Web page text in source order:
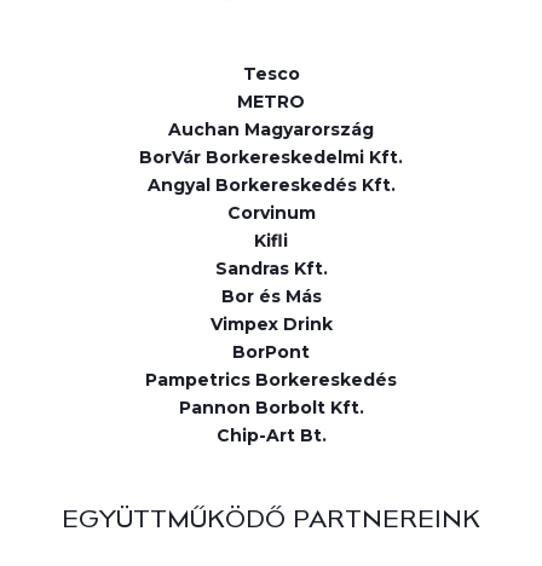
Tesco
METRO
Auchan Magyarország
BorVár Borkereskedelmi Kft.
Angyal Borkereskedés Kft.
Corvinum
Kifli
Sandras Kft.
Bor és Más
Vimpex Drink
BorPont
Pampetrics Borkereskedés
Pannon Borbolt Kft.
Chip-Art Bt.
EGYÜTTMŰKÖDŐ PARTNEREINK